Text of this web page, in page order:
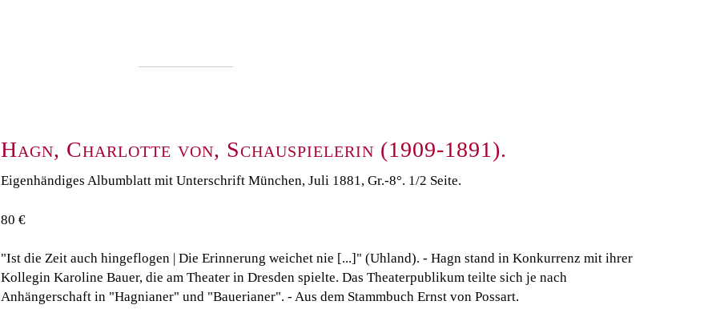
Hagn, Charlotte von, Schauspielerin (1909-1891).
Eigenhändiges Albumblatt mit Unterschrift München, Juli 1881, Gr.-8°. 1/2 Seite.
80 €
"Ist die Zeit auch hingeflogen | Die Erinnerung weichet nie [...]" (Uhland). - Hagn stand in Konkurrenz mit ihrer
Kollegin Karoline Bauer, die am Theater in Dresden spielte. Das Theaterpublikum teilte sich je nach
Anhängerschaft in "Hagnianer" und "Bauerianer". - Aus dem Stammbuch Ernst von Possart.